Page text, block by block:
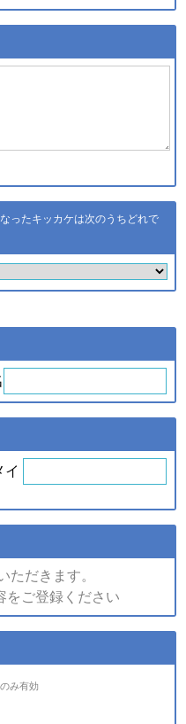
者が診断結果データを利用
して適時スキル診断システ
結果は、統計的に処理した
時スキル診断システムに反
されます
びご連絡のため
・サービスの提供・改良
、新たなサービスを開発す
ため
については、個人の特定が
供する個人情報の項目
登録・お問い合わせをいた
いた商品・サービス名、氏
、氏名カナ、郵便番号、住
、メールアドレス、勤務先
、所属部署名、アンケート
ったキッカケは次のうちどれで
イ
ただきます。
ご登録ください
み有効